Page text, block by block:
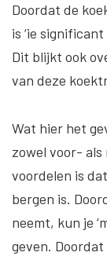
Doordat de
is ‘ie
Dit blijkt ook
van deze
Wat hier het
zowel voor- als
voordelen is
bergen is.
neemt, kun je
geven.